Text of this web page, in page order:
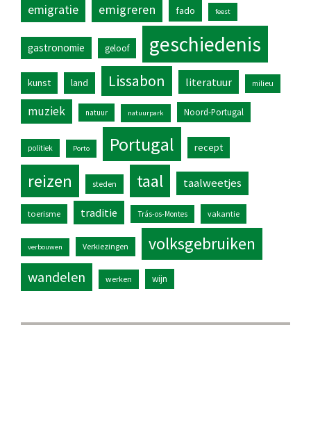
emigratie emigreren fado feest
gastronomie geloof geschiedenis
kunst land Lissabon literatuur milieu
muziek natuur natuurpark Noord-Portugal
politiek Porto Portugal recept
reizen steden taal taalweetjes
toerisme traditie Trás-os-Montes vakantie
verbouwen Verkiezingen volksgebruiken
wandelen werken wijn